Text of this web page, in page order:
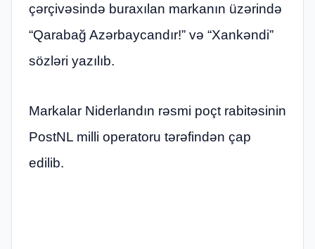
çərçivəsində buraxılan markanın üzərində
“Qarabağ Azərbaycandır!” və “Xankəndi”
sözləri yazılıb.
Markalar Niderlandın rəsmi poçt rabitəsinin
PostNL milli operatoru tərəfindən çap
edilib.